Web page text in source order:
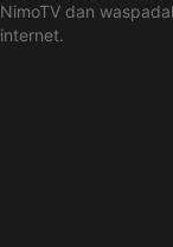
NimoTV dan
internet.